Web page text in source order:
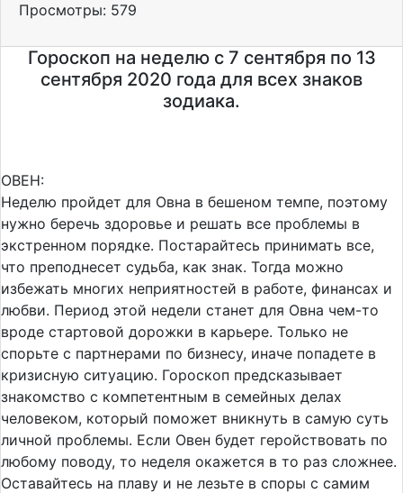
Просмотры: 579
Гороскоп на неделю с 7 сентября по 13
сентября 2020 года для всех знаков
зодиака.
ОВЕН:
Неделю пройдет для Овна в бешеном темпе, поэтому
нужно беречь здоровье и решать все проблемы в
экстренном порядке. Постарайтесь принимать все,
что преподнесет судьба, как знак. Тогда можно
избежать многих неприятностей в работе, финансах и
любви. Период этой недели станет для Овна чем-то
вроде стартовой дорожки в карьере. Только не
спорьте с партнерами по бизнесу, иначе попадете в
кризисную ситуацию. Гороскоп предсказывает
знакомство с компетентным в семейных делах
человеком, который поможет вникнуть в самую суть
личной проблемы. Если Овен будет геройствовать по
любому поводу, то неделя окажется в то раз сложнее.
Оставайтесь на плаву и не лезьте в споры с самим